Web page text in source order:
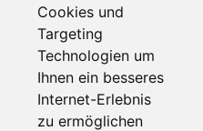
Cookies und
Targeting
Technologien um
Ihnen ein besseres
Internet-Erlebnis
zu ermöglichen